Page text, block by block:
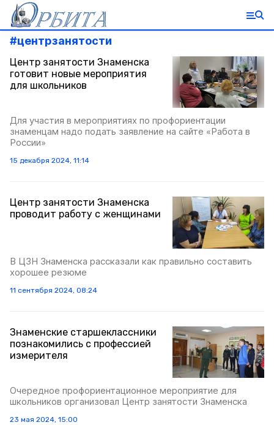
#центрзанятости
Центр занятости Знаменска
готовит новые мероприятия
для школьников
Для участия в мероприятиях по профориентации
знаменцам надо подать заявление на сайте «Работа в
России»
15 декабря 2024, 11:14
Центр занятости Знаменска
проводит работу с женщинами
В ЦЗН Знаменска рассказали как правильно составить
хорошее резюме
11 сентября 2024, 08:24
Знаменские старшеклассники
познакомились с профессией
измерителя
Очередное профориентационное мероприятие для
школьников организовал Центр занятости Знаменска
23 мая 2024, 15:00